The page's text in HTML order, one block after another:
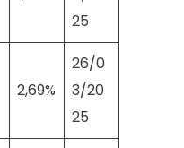
25
2,69%
26/0
3/20
25